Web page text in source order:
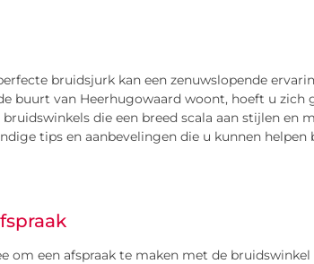
bruidsjurk kan een zenuwslopende
buurt van Heerhugowaard woont, hoeft u
die een breed scala aan stijlen en
tips en aanbevelingen die u kunnen
om een afspraak te maken met de